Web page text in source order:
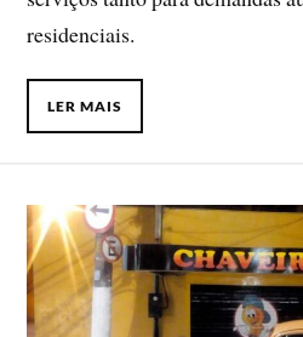
residenciais.
LER MAIS